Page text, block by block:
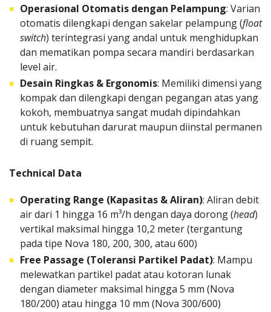
Operasional Otomatis dengan Pelampung: Varian
otomatis dilengkapi dengan sakelar pelampung (float
switch) terintegrasi yang andal untuk menghidupkan
dan mematikan pompa secara mandiri berdasarkan
level air.
Desain Ringkas & Ergonomis: Memiliki dimensi yang
kompak dan dilengkapi dengan pegangan atas yang
kokoh, membuatnya sangat mudah dipindahkan
untuk kebutuhan darurat maupun diinstal permanen
di ruang sempit.
Technical Data
Operating Range (Kapasitas & Aliran): Aliran debit
air dari 1 hingga 16 m³/h dengan daya dorong (head)
vertikal maksimal hingga 10,2 meter (tergantung
pada tipe Nova 180, 200, 300, atau 600)
Free Passage (Toleransi Partikel Padat): Mampu
melewatkan partikel padat atau kotoran lunak
dengan diameter maksimal hingga 5 mm (Nova
180/200) atau hingga 10 mm (Nova 300/600)